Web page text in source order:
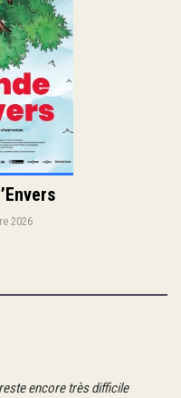
2026
encore très difficile